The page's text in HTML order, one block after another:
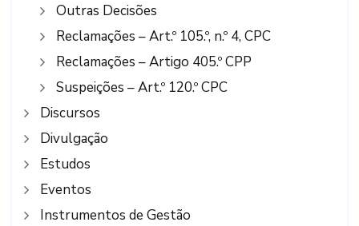
Outras Decisões
Reclamações – Art.º 105.º, n.º 4, CPC
Reclamações – Artigo 405.º CPP
Suspeições – Art.º 120.º CPC
Discursos
Divulgação
Estudos
Eventos
Instrumentos de Gestão